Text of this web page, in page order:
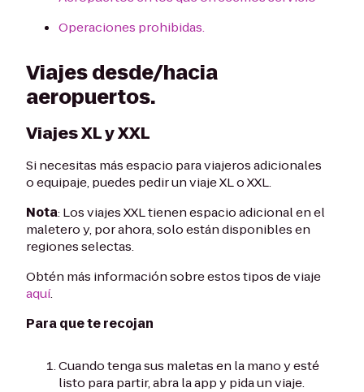
Operaciones prohibidas.
Viajes desde/hacia
aeropuertos.
Viajes XL y XXL
Si necesitas más espacio para viajeros adicionales
o equipaje, puedes pedir un viaje XL o XXL.
Nota: Los viajes XXL tienen espacio adicional en el
maletero y, por ahora, solo están disponibles en
regiones selectas.
Obtén más información sobre estos tipos de viaje
aquí.
Para que te recojan
Cuando tenga sus maletas en la mano y esté
listo para partir, abra la app y pida un viaje.